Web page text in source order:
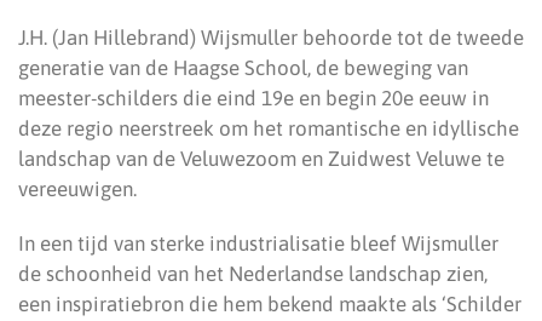
J.H. (Jan Hillebrand) Wijsmuller behoorde tot de tweede
generatie van de Haagse School, de beweging van
meester-schilders die eind 19e en begin 20e eeuw in
deze regio neerstreek om het romantische en idyllische
landschap van de Veluwezoom en Zuidwest Veluwe te
vereeuwigen.
In een tijd van sterke industrialisatie bleef Wijsmuller
de schoonheid van het Nederlandse landschap zien,
een inspiratiebron die hem bekend maakte als ‘Schilder